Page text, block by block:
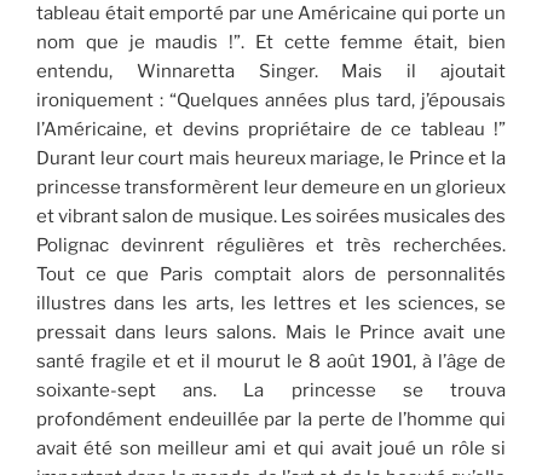
tableau était emporté par une Américaine qui porte un
nom que je maudis !”. Et cette femme était, bien
entendu, Winnaretta Singer. Mais il ajoutait
ironiquement : “Quelques années plus tard, j’épousais
l’Américaine, et devins propriétaire de ce tableau !”
Durant leur court mais heureux mariage, le Prince et la
princesse transformèrent leur demeure en un glorieux
et vibrant salon de musique. Les soirées musicales des
Polignac devinrent régulières et très recherchées.
Tout ce que Paris comptait alors de personnalités
illustres dans les arts, les lettres et les sciences, se
pressait dans leurs salons. Mais le Prince avait une
santé fragile et et il mourut le 8 août 1901, à l’âge de
soixante-sept ans. La princesse se trouva
profondément endeuillée par la perte de l’homme qui
avait été son meilleur ami et qui avait joué un rôle si